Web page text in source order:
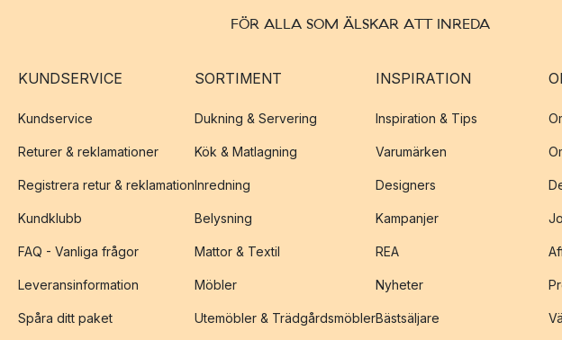
FÖR ALLA SOM ÄLSKAR ATT INREDA
KUNDSERVICE
Kundservice
Returer & reklamationer
Registrera retur & reklamation
Kundklubb
FAQ - Vanliga frågor
Leveransinformation
Spåra ditt paket
SORTIMENT
Dukning & Servering
Kök & Matlagning
Inredning
Belysning
Mattor & Textil
Möbler
Utemöbler & Trädgårdsmöbler
INSPIRATION
Inspiration & Tips
Varumärken
Designers
Kampanjer
REA
Nyheter
Bästsäljare